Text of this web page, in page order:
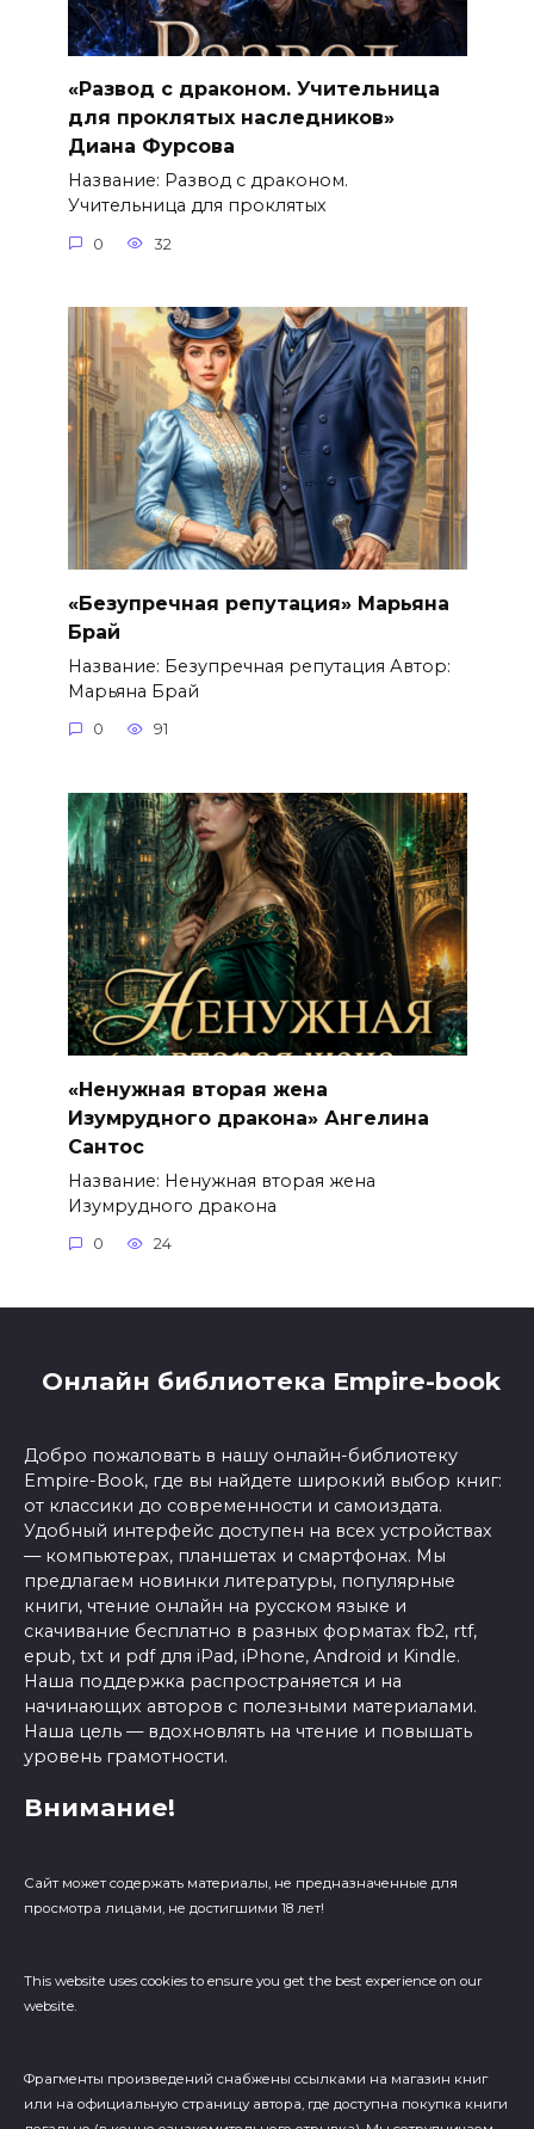
«Развод с драконом. Учительница
для проклятых наследников»
Диана Фурсова
Название: Развод с драконом.
Учительница для проклятых
0 32
«Безупречная репутация» Марьяна
Брай
Название: Безупречная репутация Автор:
Марьяна Брай
0 91
«Ненужная вторая жена
Изумрудного дракона» Ангелина
Сантос
Название: Ненужная вторая жена
Изумрудного дракона
0 24
Онлайн библиотека Empire-book
Добро пожаловать в нашу онлайн-библиотеку
Empire-Book, где вы найдете широкий выбор книг:
от классики до современности и самоиздата.
Удобный интерфейс доступен на всех устройствах
— компьютерах, планшетах и смартфонах. Мы
предлагаем новинки литературы, популярные
книги, чтение онлайн на русском языке и
скачивание бесплатно в разных форматах fb2, rtf,
epub, txt и pdf для iPad, iPhone, Android и Kindle.
Наша поддержка распространяется и на
начинающих авторов с полезными материалами.
Наша цель — вдохновлять на чтение и повышать
уровень грамотности.
Внимание!
Сайт может содержать материалы, не предназначенные для
просмотра лицами, не достигшими 18 лет!
This website uses cookies to ensure you get the best experience on our
website.
Фрагменты произведений cнабжены ссылками на магазин книг
или на официальную страницу автора, где доступна покупка книги